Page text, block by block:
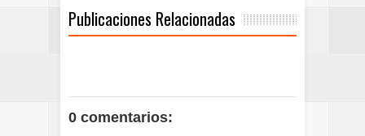
Publicaciones Relacionadas
0 comentarios: